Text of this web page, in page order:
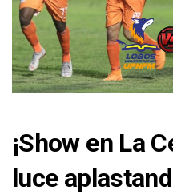
¡Show en La
luce